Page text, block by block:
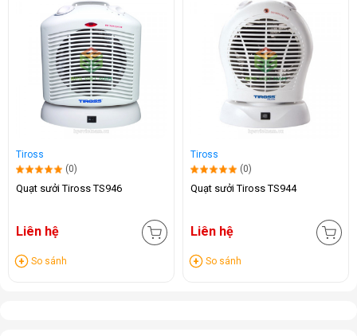
Tiross
(0)
Quạt sưởi Tiross TS946
Liên hệ
So sánh
Tiross
(0)
Quạt sưởi Tiross TS944
Liên hệ
So sánh